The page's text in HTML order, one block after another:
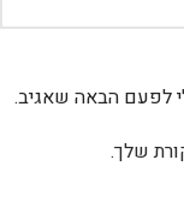
לפעם הבאה שאגיב.
שלך.